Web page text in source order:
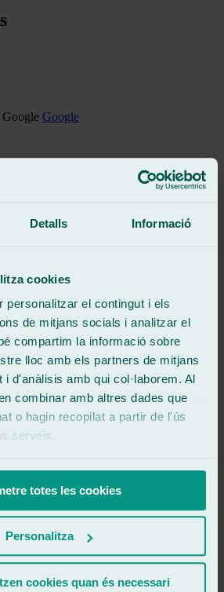
Detalls Informació
cookies
personalitzar el contingut i els
de mitjans socials i analitzar el
compartim la informació sobre
lloc amb els partners de mitjans
d'anàlisis amb qui col·laborem. Al
combinar amb altres dades que
o hagin recopilat a partir de l'ús
serveis.
totes les cookies
Personalitza
cookies quan és necessari
Google
profesionales. Incluso me consiguieron
evitándome trámites engorrosos, pues el
Google
muy agradables.